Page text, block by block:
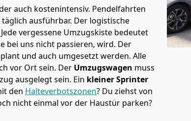
auch kostenintensiv. Pendelfahrten
ausführbar. Der logistische
Jede vergessene Umzugskiste bedeutet
bei uns nicht passieren, wird. Der
und auch umgesetzt werden. Alle
vor Ort sein. Der Umzugswagen muss
ausgelegt sein. Ein kleiner Sprinter
den Halteverbotszonen? Du ziehst von
nicht einmal vor der Haustür parken?